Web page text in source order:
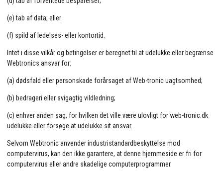
(e) tab af data; eller
(f) spild af ledelses- eller kontortid.
Intet i disse vilkår og betingelser er beregnet til at udelukke eller begrænse
Webtronics ansvar for:
(a) dødsfald eller personskade forårsaget af Web-tronic uagtsomhed;
(b) bedrageri eller svigagtig vildledning;
(c) enhver anden sag, for hvilken det ville være ulovligt for web-tronic.dk
udelukke eller forsøge at udelukke sit ansvar.
Selvom Webtronic anvender industristandardbeskyttelse mod
computervirus, kan den ikke garantere, at denne hjemmeside er fri for
computervirus eller andre skadelige computerprogrammer.